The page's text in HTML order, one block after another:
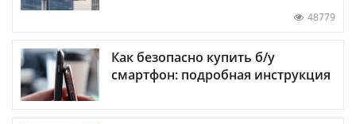
48779
Как безопасно купить б/у
смартфон: подробная инструкция